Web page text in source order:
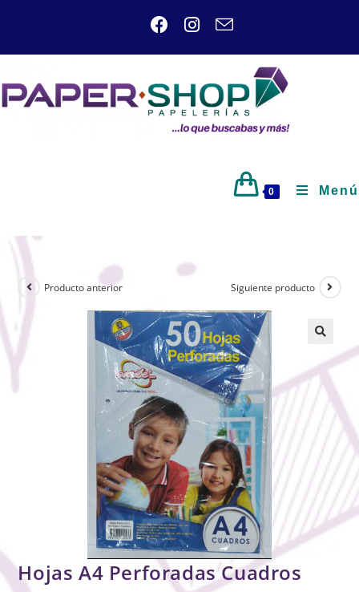
0 Menú
Producto anterior Siguiente producto
Hojas A4 Perforadas Cuadros